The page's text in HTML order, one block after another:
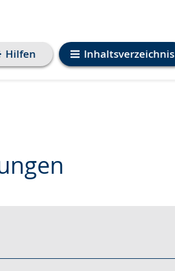
Inhaltsverzeichnis
Hilfen